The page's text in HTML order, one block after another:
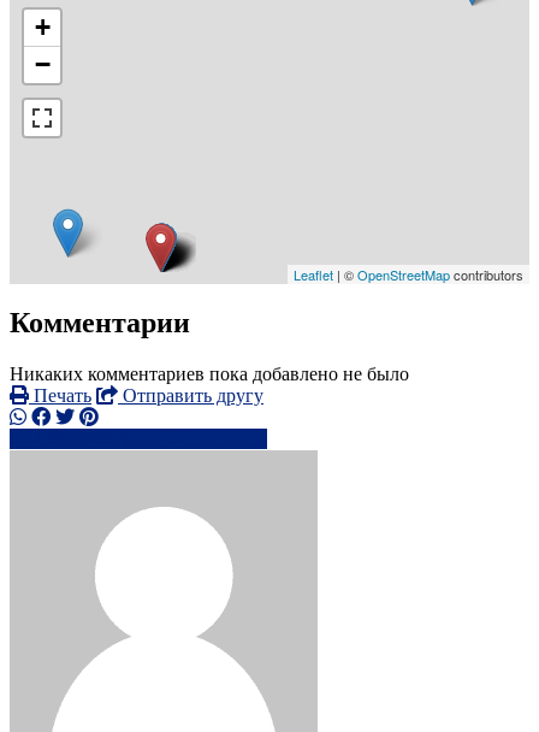
+
−
Leaflet | ©OpenStreetMapcontributors
Комментарии
Никаких комментариев пока добавлено не было
Печать
Отправить другу